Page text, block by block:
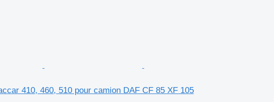
410, 460, 510 pour camion DAF CF 85 XF 105